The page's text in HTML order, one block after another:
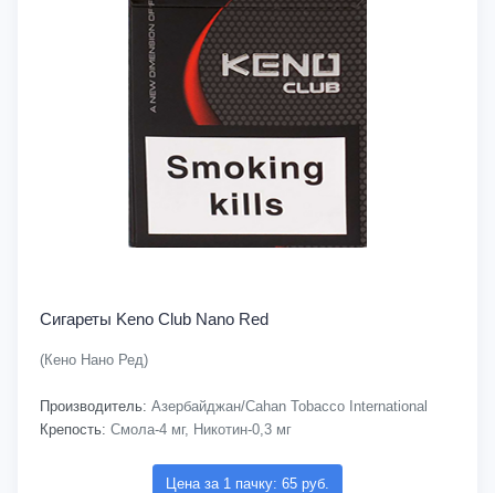
Сигареты Keno Club Nano Red
(Кено Нано Ред)
Производитель: Азербайджан/Cahan Tobacco International
Крепость: Смола-4 мг, Никотин-0,3 мг
Цена за 1 пачку: 65 руб.